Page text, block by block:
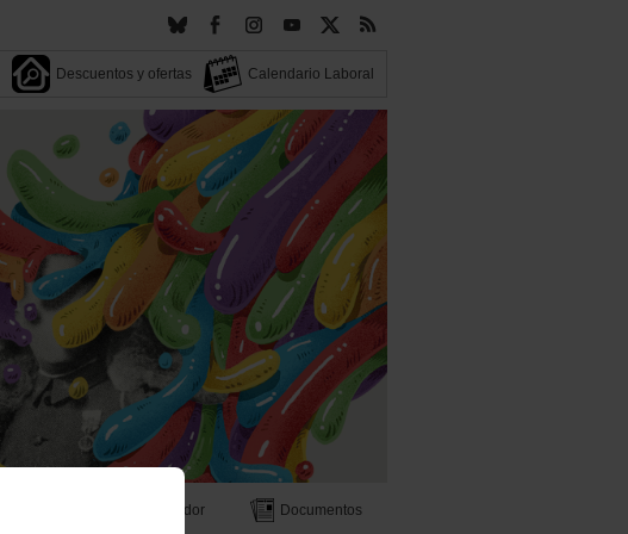
Descuentos y ofertas Calendario Laboral
Buscador
Documentos